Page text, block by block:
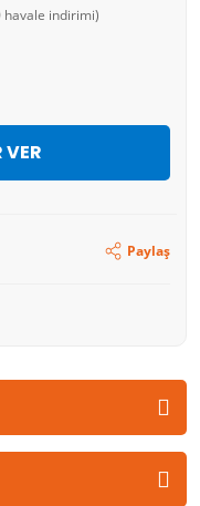
havale indirimi)
VER
Paylaş